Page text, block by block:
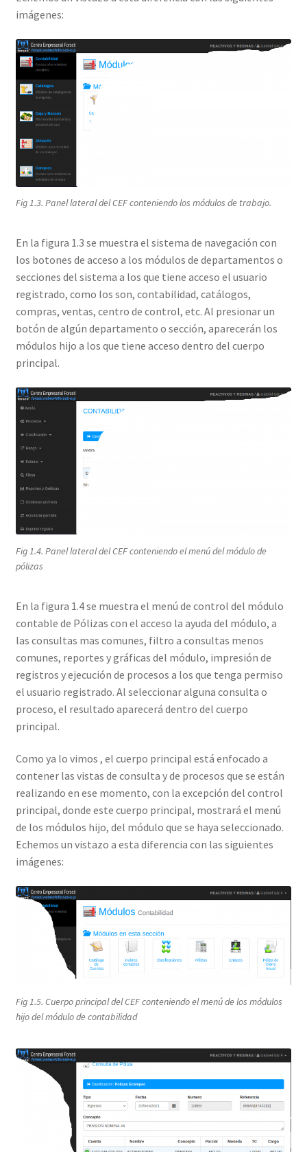
imágenes:
Fig 1.3. Panel lateral del CEF conteniendo los módulos de trabajo.
En la figura 1.3 se muestra el sistema de navegación con
los botones de acceso a los módulos de departamentos o
secciones del sistema a los que tiene acceso el usuario
registrado, como los son, contabilidad, catálogos,
compras, ventas, centro de control, etc. Al presionar un
botón de algún departamento o sección, aparecerán los
módulos hijo a los que tiene acceso dentro del cuerpo
principal.
Fig 1.4. Panel lateral del CEF conteniendo el menú del módulo de
pólizas
En la figura 1.4 se muestra el menú de control del módulo
contable de Pólizas con el acceso la ayuda del módulo, a
las consultas mas comunes, filtro a consultas menos
comunes, reportes y gráficas del módulo, impresión de
registros y ejecución de procesos a los que tenga permiso
el usuario registrado. Al seleccionar alguna consulta o
proceso, el resultado aparecerá dentro del cuerpo
principal.
Como ya lo vimos , el cuerpo principal está enfocado a
contener las vistas de consulta y de procesos que se están
realizando en ese momento, con la excepción del control
principal, donde este cuerpo principal, mostrará el menú
de los módulos hijo, del módulo que se haya seleccionado.
Echemos un vistazo a esta diferencia con las siguientes
imágenes:
Fig 1.5. Cuerpo principal del CEF conteniendo el menú de los módulos
hijo del módulo de contabilidad